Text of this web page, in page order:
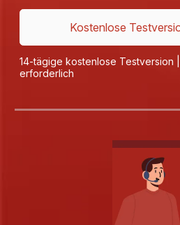
Kostenlose
14-tägige kostenlose Testversion
erforderlich